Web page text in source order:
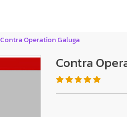
Contra Operation Galuga
Contra